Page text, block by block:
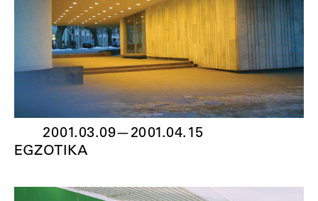
2001.03.09—2001.04.15
EGZOTIKA